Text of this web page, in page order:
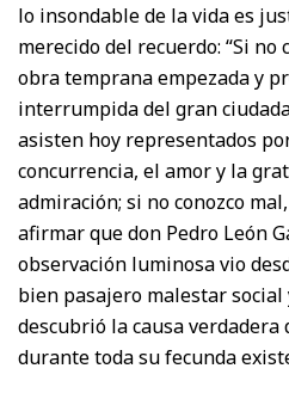
lo insondable de la vida es
merecido del recuerdo: “Si no
obra temprana empezada y
interrumpida del gran
asisten hoy representados
concurrencia, el amor y la
admiración; si no conozco
afirmar que don Pedro León
observación luminosa vio
bien pasajero malestar social
descubrió la causa verdadera
durante toda su fecunda